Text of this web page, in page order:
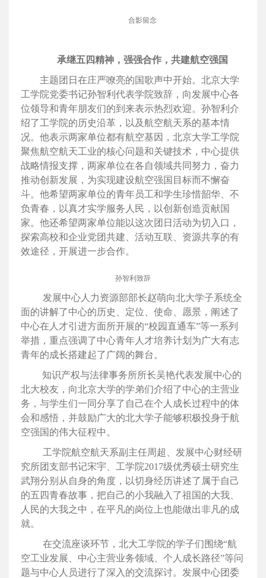
合影留念
承继五四精神，强强合作，共建航空强国
主题团日在庄严嘹亮的国歌声中开始。北京大学
工学院党委书记孙智利代表学院致辞，向发展中心各
位领导和青年朋友们的到来表示热烈欢迎。孙智利介
绍了工学院的历史沿革，以及航空航天系的基本情
况。他表示两家单位都有航空基因，北京大学工学院
聚焦航空航天工业的核心问题和关键技术，中心提供
战略情报支撑，两家单位在各自领域共同努力，奋力
推动创新发展，为实现建设航空强国目标而不懈奋
斗。他希望两家单位的青年员工和学生珍惜韶华、不
负青春，以真才实学服务人民，以创新创造贡献国
家。他还希望两家单位能以这次团日活动为切入口，
探索高校和企业党团共建、活动互联、资源共享的有
效途径，开展进一步合作。
孙智利致辞
发展中心人力资源部部长赵萌向北大学子系统全
面的讲解了中心的历史、定位、使命、愿景，阐述了
中心在人才引进方面所开展的“校园直通车”等一系列
举措，重点强调了中心青年人才培养计划为广大有志
青年的成长搭建起了广阔的舞台。
知识产权与法律事务所所长吴艳代表发展中心的
北大校友，向北京大学的学弟们介绍了中心的主营业
务，与学生们一同分享了自己在个人成长过程中的体
会和感悟，并鼓励广大的北大学子能够积极投身于航
空强国的伟大征程中。
工学院航空航天系副主任周超、发展中心财经研
究所团支部书记宋宇、工学院2017级优秀硕士研究生
武翔分别从自身的角度，以切身经历讲述了属于自己
的五四青春故事，把自己的小我融入了祖国的大我、
人民的大我之中，在平凡的岗位上也能做出非凡的成
就。
在交流座谈环节，北大工学院的学子们围绕“航
空工业发展、中心主营业务领域、个人成长路径”等问
题与中心人员进行了深入的交流探讨。发展中心团委